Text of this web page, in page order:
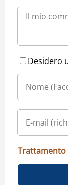
Desidero
Trattamento